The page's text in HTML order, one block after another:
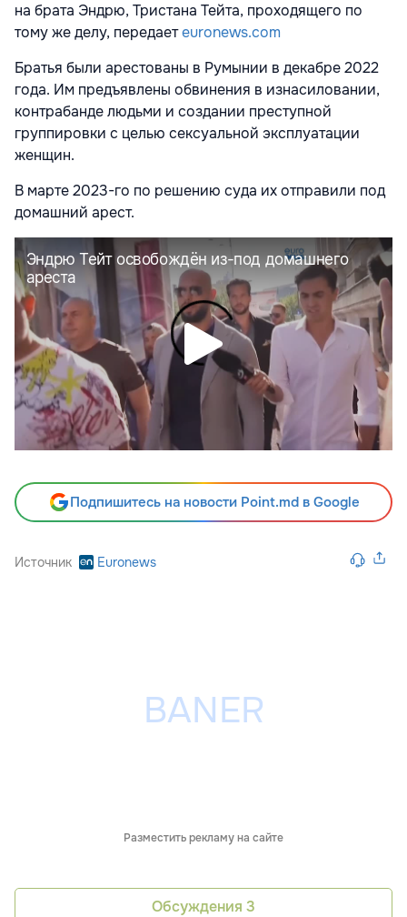
на брата Эндрю, Тристана Тейта, проходящего по
тому же делу, передаетeuronews.com
Братья были арестованы в Румынии в декабре 2022
года. Им предъявлены обвинения в изнасиловании,
контрабанде людьми и создании преступной
группировки с целью сексуальной эксплуатации
женщин.
В марте 2023-го по решению суда их отправили под
домашний арест.
Подпишитесь на новости Point.md в Google
Источник Euronews
Разместить рекламу на сайте
Обсуждения 3